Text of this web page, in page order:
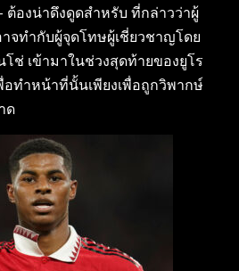
ต้องน่าดึงดูดสำหรับ ที่กล่าวว่าผู้
จทำกับผู้จุดโทษผู้เชี่ยวชาญโดย
ช่ เข้ามาในช่วงสุดท้ายของยูโร
อทำหน้าที่นั้นเพียงเพื่อถูกวิพากษ์
ด